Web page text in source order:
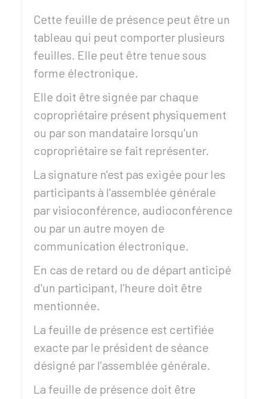
Cette feuille de présence peut être un
tableau qui peut comporter plusieurs
feuilles. Elle peut être tenue sous
forme électronique.
Elle doit être signée par chaque
copropriétaire présent physiquement
ou par son mandataire lorsqu'un
copropriétaire se fait représenter.
La signature n'est pas exigée pour les
participants à l'assemblée générale
par visioconférence, audioconférence
ou par un autre moyen de
communication électronique.
En cas de retard ou de départ anticipé
d'un participant, l'heure doit être
mentionnée.
La feuille de présence est certifiée
exacte par le président de séance
désigné par l'assemblée générale.
La feuille de présence doit être